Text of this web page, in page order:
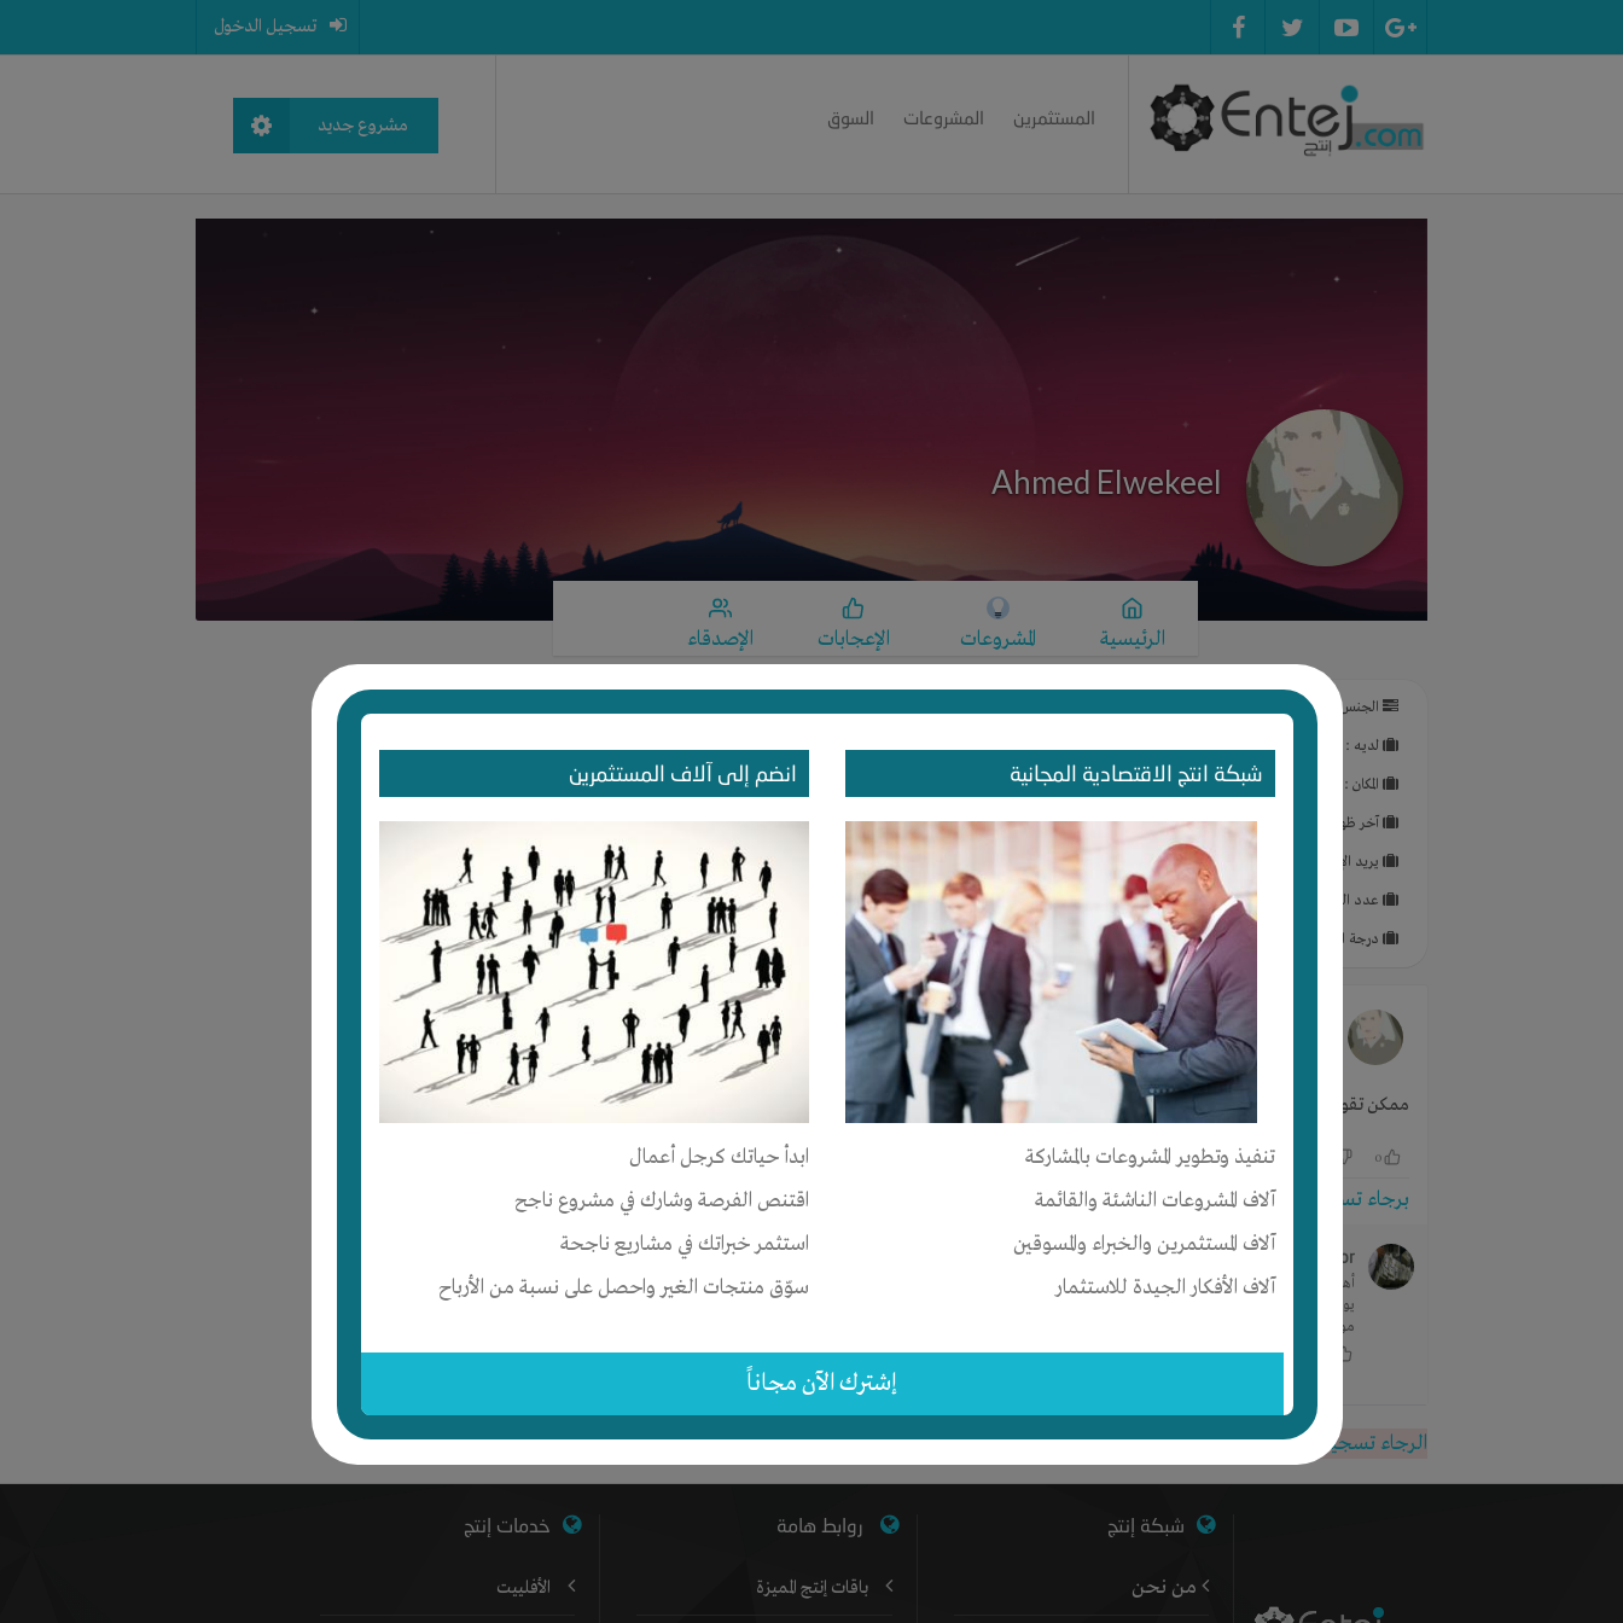
شبكة انتج الاقتصادية المجانية
تنفيذ وتطوير المشروعات بالمشاركة
آلاف المشروعات الناشئة والقائمة
آلاف المستثمرين والخبراء والمسوقين
آلاف الأفكار الجيدة للاستثمار
انضم إلى آلاف المستثمرين
ابدأ حياتك كرجل أعمال
اقتنص الفرصة وشارك في مشروع ناجح
استثمر خبراتك في مشاريع ناجحة
سوّق منتجات الغير واحصل على نسبة من الأرباح
إشترك الآن مجاناً
تسجيل الدخول
المستثمرين المشروعات السوق مشروع جديد
Ahmed Elwekeel
الرئيسية المشروعات الإعجابات الإصدقاء
الجنس : ذكر
لديـه :
الوقت-المكان-شركة أو مصنع أو ورشة
المكان :
المنوفيه
آخر ظهور: منذ 4 سنوات
يريد الإستثمار في :
مزرعة سمكية,السياج المعدني مصنع تشكيل معادن
عدد الزيارات للبروفايل : 1363
درجة البروفايل : %
Ahmed Elwekeel مشروع استيراد من ايطاليا الى مصر
- ترجم
ممكن تقولى المنتجات التى تسطتيع تصديرها والالكترونيات المستعملة
0
برجاء تسجيل الدخول للتواصل!
kimberly taylor
أهلا. نحن نقدم حلولًا لتحقيق أهداف عملك في وقت مبكر من خلال مجموعة كاملة من طرق السداد والمدة ، مما
يوفر تمويلًا بأسعار معقولة مصممًا خصيصًا لعملك أو احتياجاتك الشخصية! ✓ سهل التطبيق ✓ حزمة مرنة
موافقة سريعة ✓ ... اتصل بنا الآن من خلال صندوق الوارد المباشر.
الرجاء تسجيل الدخول أو التسجيل للمتابعة
شبكة إنتج
من نحن
روابط هامة
باقات إنتج المميزة
خدمات إنتج
الأفلييت